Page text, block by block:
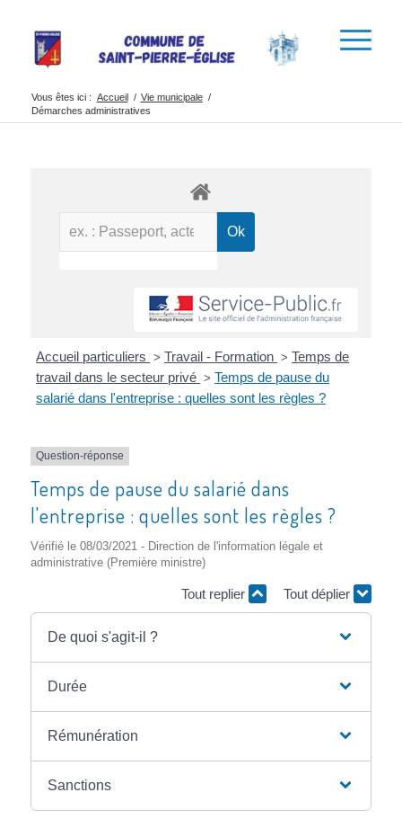
Vous êtes ici : Accueil / Vie municipale /
Démarches administratives
Accueil particuliers > Travail - Formation > Temps de
travail dans le secteur privé > Temps de pause du
salarié dans l'entreprise : quelles sont les règles ?
Question-réponse
Temps de pause du salarié dans
l'entreprise : quelles sont les règles ?
Vérifié le 08/03/2021 - Direction de l'information légale et
administrative (Première ministre)
Tout replier Tout déplier
De quoi s'agit-il ?
Durée
Rémunération
Sanctions